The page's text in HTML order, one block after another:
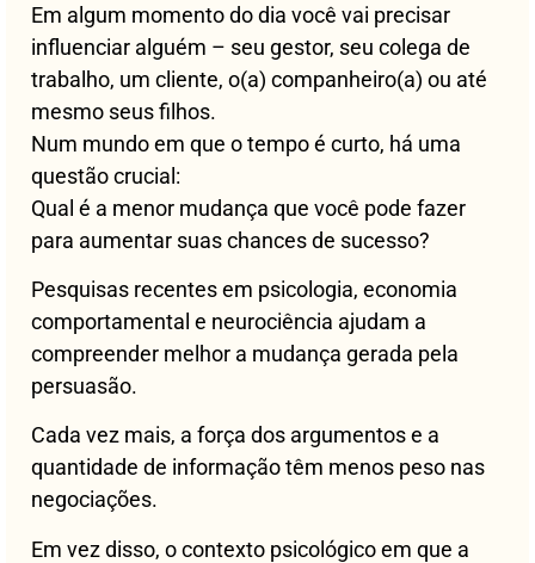
Em algum momento do dia você vai precisar
influenciar alguém – seu gestor, seu colega de
trabalho, um cliente, o(a) companheiro(a) ou até
mesmo seus filhos.
Num mundo em que o tempo é curto, há uma
questão crucial:
Qual é a menor mudança que você pode fazer
para aumentar suas chances de sucesso?
Pesquisas recentes em psicologia, economia
comportamental e neurociência ajudam a
compreender melhor a mudança gerada pela
persuasão.
Cada vez mais, a força dos argumentos e a
quantidade de informação têm menos peso nas
negociações.
Em vez disso, o contexto psicológico em que a